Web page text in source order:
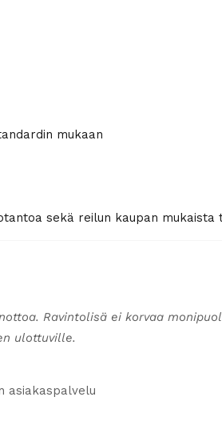
mukaan
sekä reilun kaupan mukaista
Ravintolisä ei korvaa
ulottuville.
asiakaspalvelu